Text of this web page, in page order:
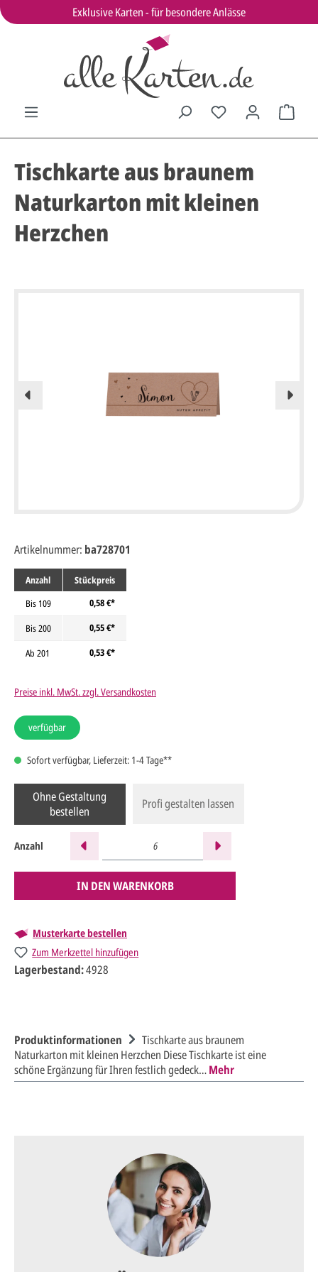
Exklusive Karten - für besondere Anlässe
Tischkarte aus braunem
Naturkarton mit kleinen
Herzchen
Anzahl
Stückpreis
Bis 109
0,58 €*
Bis200
0,55 €*
Ab 201 0,53 €*
Preise inkl. MwSt. zzgl. Versandkosten
verfügbar
Sofort verfügbar, Lieferzeit: 1-4 Tage**
Ohne Gestaltung
bestellen
Profi gestalten lassen
Anzahl
IN DEN WARENKORB
Musterkarte bestellen
Zum Merkzettel hinzufügen
Artikelnummer: ba728701
Lagerbestand:4928
Produktinformationen
Tischkarte aus braunem
Naturkarton mit kleinen Herzchen Diese Tischkarte ist eine
schöne Ergänzung für Ihren festlich gedeck…Mehr